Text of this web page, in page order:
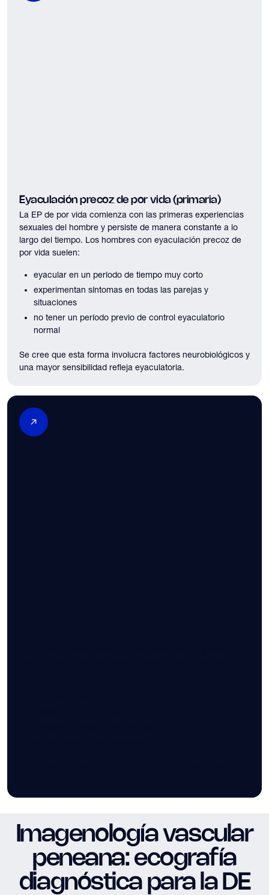
Eyaculación precoz de por vida (primaria)
La EP de por vida comienza con las primeras experiencias
sexuales del hombre y persiste de manera constante a lo
largo del tiempo. Los hombres con eyaculación precoz de
por vida suelen:
eyacular en un período de tiempo muy corto
experimentan síntomas en todas las parejas y
situaciones
no tener un período previo de control eyaculatorio
normal
Se cree que esta forma involucra factores neurobiológicos y
una mayor sensibilidad refleja eyaculatoria.
Imagenología vascular
peneana: ecografía
diagnóstica para la DE